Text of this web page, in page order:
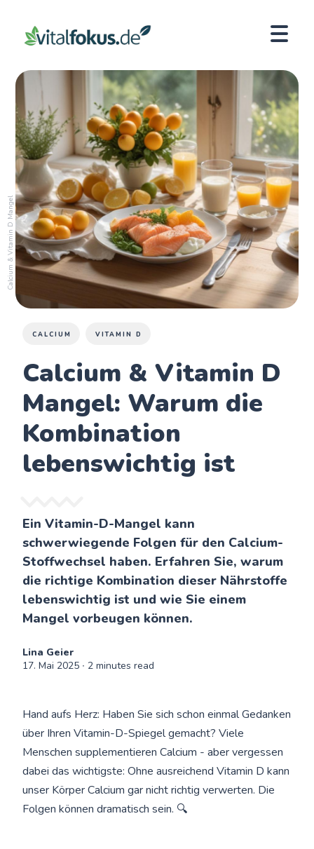
Calcium & Vitamin D Mangel
CALCIUM VITAMIN D
Calcium & Vitamin D
Mangel: Warum die
Kombination
lebenswichtig ist
Ein Vitamin-D-Mangel kann
schwerwiegende Folgen für den Calcium-
Stoffwechsel haben. Erfahren Sie, warum
die richtige Kombination dieser Nährstoffe
lebenswichtig ist und wie Sie einem
Mangel vorbeugen können.
Lina Geier
17. Mai 2025 ∙ 2 minutes read
Hand aufs Herz: Haben Sie sich schon einmal Gedanken
über Ihren Vitamin-D-Spiegel gemacht? Viele
Menschen supplementieren Calcium - aber vergessen
dabei das wichtigste: Ohne ausreichend Vitamin D kann
unser Körper Calcium gar nicht richtig verwerten. Die
Folgen können dramatisch sein. 🔍